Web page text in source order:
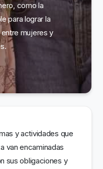
como la
para lograr la
mujeres y
y actividades que
van encaminadas
sus obligaciones y